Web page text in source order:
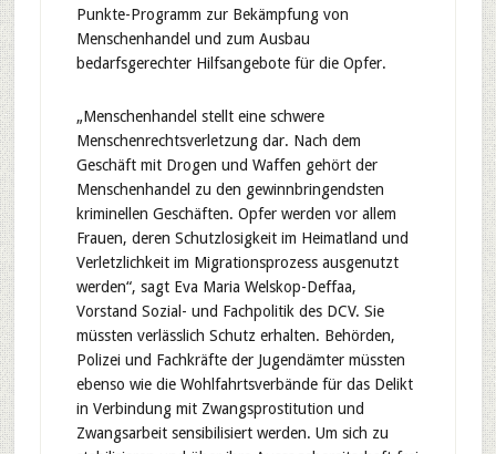
Punkte-Programm zur Bekämpfung von
Menschenhandel und zum Ausbau
bedarfsgerechter Hilfsangebote für die Opfer.
„Menschenhandel stellt eine schwere
Menschenrechtsverletzung dar. Nach dem
Geschäft mit Drogen und Waffen gehört der
Menschenhandel zu den gewinnbringendsten
kriminellen Geschäften. Opfer werden vor allem
Frauen, deren Schutzlosigkeit im Heimatland und
Verletzlichkeit im Migrationsprozess ausgenutzt
werden“, sagt Eva Maria Welskop-Deffaa,
Vorstand Sozial- und Fachpolitik des DCV. Sie
müssten verlässlich Schutz erhalten. Behörden,
Polizei und Fachkräfte der Jugendämter müssten
ebenso wie die Wohlfahrtsverbände für das Delikt
in Verbindung mit Zwangsprostitution und
Zwangsarbeit sensibilisiert werden. Um sich zu